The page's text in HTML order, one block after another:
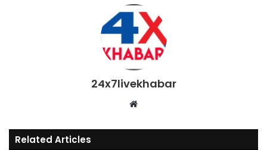
24x7livekhabar
Website
Related Articles